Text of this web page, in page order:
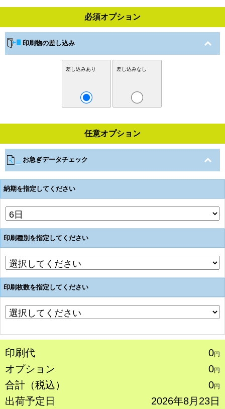
必須オプション
印刷物の差し込み
差し込みあり 差し込みなし
任意オプション
お急ぎデータチェック
納期を指定してください
印刷種別を指定してください
印刷枚数を指定してください
印刷代 0円
オプション 0円
合計（税込） 0円
出荷予定日 2026年8月23日